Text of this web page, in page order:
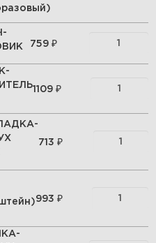
759 ₽
1109 ₽
713 ₽
993 ₽